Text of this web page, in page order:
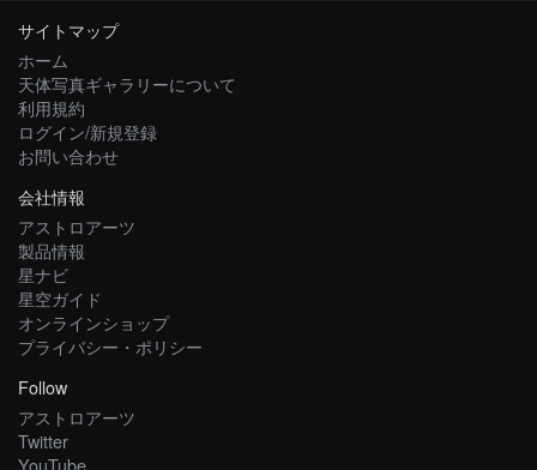
サイトマップ
ホーム
天体写真ギャラリーについて
利用規約
ログイン/新規登録
お問い合わせ
会社情報
アストロアーツ
製品情報
星ナビ
星空ガイド
オンラインショップ
プライバシー・ポリシー
Follow
アストロアーツ
Twitter